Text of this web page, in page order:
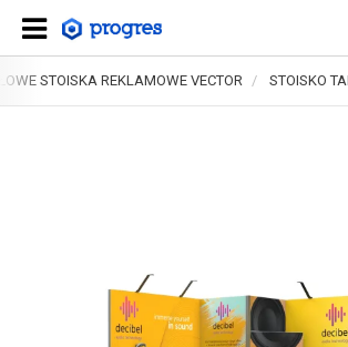
STOISKA REKLAMOWE VECTOR STOISKO